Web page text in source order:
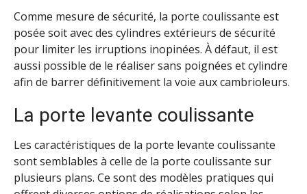
Comme mesure de sécurité, la porte coulissante est
posée soit avec des cylindres extérieurs de sécurité
pour limiter les irruptions inopinées. À défaut, il est
aussi possible de le réaliser sans poignées et cylindre
afin de barrer définitivement la voie aux cambrioleurs.
La porte levante coulissante
Les caractéristiques de la porte levante coulissante
sont semblables à celle de la porte coulissante sur
plusieurs plans. Ce sont des modèles pratiques qui